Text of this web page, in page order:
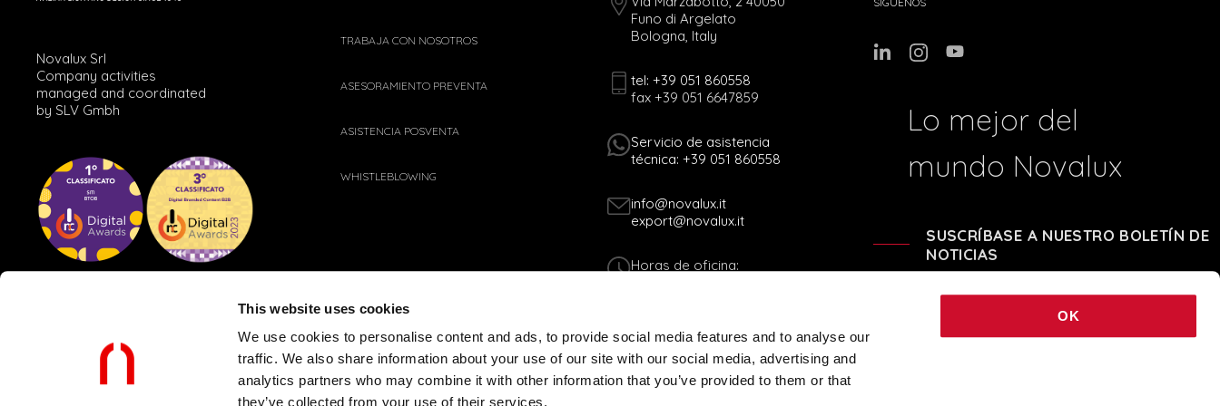
This website uses cookies
We use cookies to personalise content and ads, to provide social media features and to analyse our
traffic. We also share information about your use of our site with our social media, advertising and
analytics partners who may combine it with other information that you’ve provided to them or that
they’ve collected from your use of their services.
OK
Novalux Srl
Company activities
managed and coordinated
by SLV Gmbh
TRABAJA CON NOSOTROS
ASESORAMIENTO PREVENTA
ASISTENCIA POSVENTA
WHISTLEBLOWING
Funo di Argelato
Bologna, Italy
tel: +39 051 860558
fax +39 051 6647859
Servicio de asistencia
técnica: +39 051 860558
info@novalux.it
export@novalux.it
Horas de oficina:
Lo mejor del
mundo Novalux
SUSCRÍBASE A NUESTRO BOLETÍN DE
NOTICIAS
POLÍTICAS PARA CLIENTES Y PROVEEDORES PRIVACY POLICY WEB COOKIES POLICY
C.F. 01170060378 - P.IVA 00536541204 - REA BO-239674 - CAPITALE SOCIALE i.v. € 248.040,00 © 2021 COPYRIGHT